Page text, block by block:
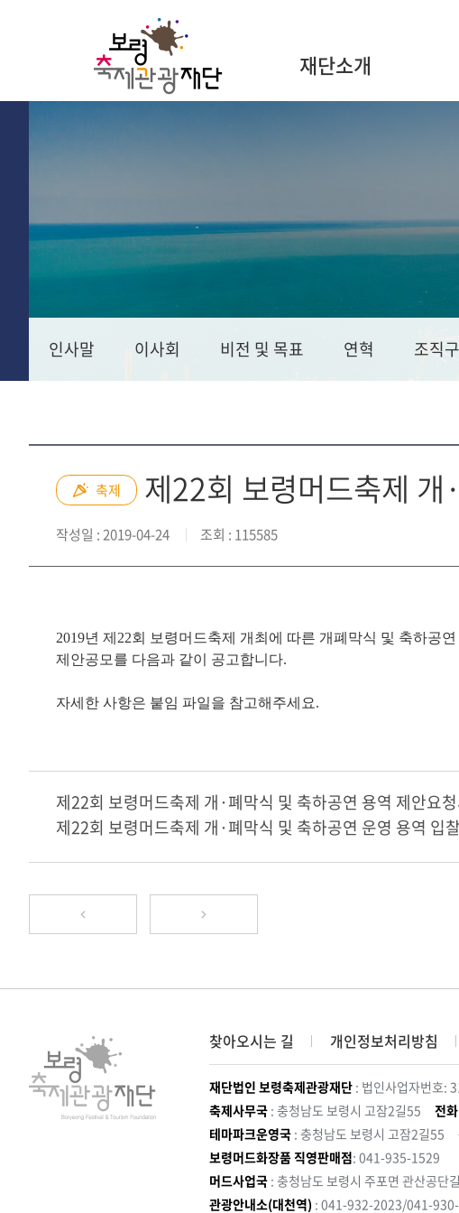
재단소개
인사말 이사회 비전 및 목표 연혁 조직
축제 제22회 보령머드축제 개
작성일 : 2019-04-24 조회 : 115585
2019년 제22회 보령머드축제 개최에 따른 개폐막식 및 축하공
제안공모를 다음과 같이 공고합니다.
자세한 사항은 붙임 파일을 참고해주세요.
제22회 보령머드축제 개·폐막식 및 축하공연 용역 제안요
제22회 보령머드축제 개·폐막식 및 축하공연 운영 용역 입
찾아오시는 길 개인정보처리방침
재단법인 보령축제관광재단 : 법인사업자번호:
축제사무국 : 충청남도 보령시 고잠2길55 전
테마파크운영국 : 충청남도 보령시 고잠2길55
보령머드화장품 직영판매점: 041-935-1529
머드사업국 : 충청남도 보령시 주포면 관산공단
관광안내소(대천역) : 041-932-2023/041-